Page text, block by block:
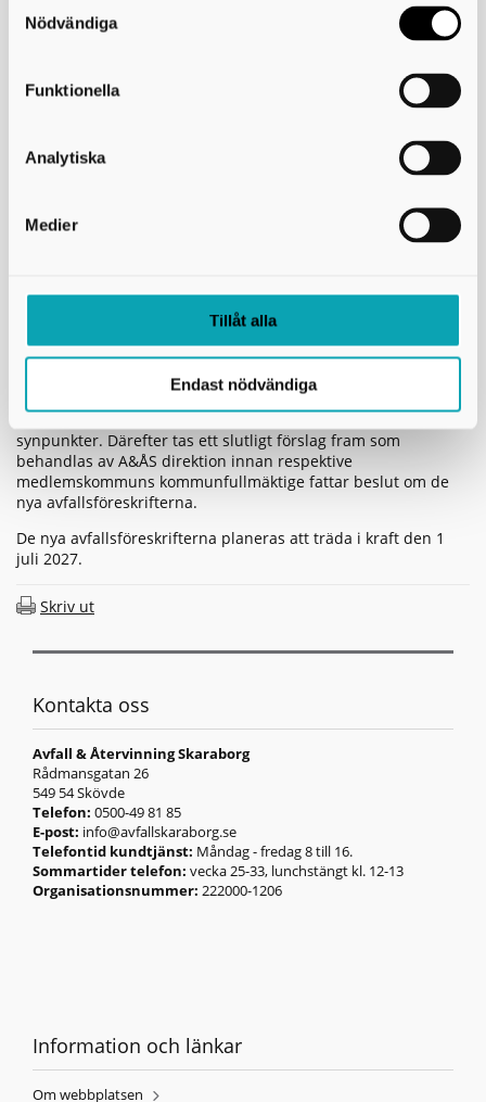
användning av kakor som du hittar längst ner på sidan
Nödvändiga
Funktionella
Analytiska
Medier
Tillåt alla
Endast nödvändiga
Förslaget kommer även att anslås på medlemskommunernas
Lämna dina synpunkter
Utställningstiden pågår till och med den 30 september 2026.
Under denna period kan du ta del av förslaget och lämna
Synpunkter skickas skriftligen till:
Avfall & Återvinning Skaraborg
541 83 Skövde
Vad händer sedan?
Efter utställningstiden sammanställs och utvärderas inkomna
synpunkter. Därefter tas ett slutligt förslag fram som
behandlas av A&ÅS direktion innan respektive
medlemskommuns kommunfullmäktige fattar beslut om de
nya avfallsföreskrifterna.
De nya avfallsföreskrifterna planeras att träda i kraft den 1
juli 2027.
Skriv ut
Kontakta oss
Avfall & Återvinning Skaraborg
Rådmansgatan 26
549 54 Skövde
Telefon: 0500-49 81 85
E-post: info@avfallskaraborg.se
Telefontid kundtjänst: Måndag - fredag 8 till 16.
Sommartider telefon: vecka 25-33, lunchstängt kl. 12-13
Organisationsnummer: 222000-1206
Information och länkar
Om webbplatsen